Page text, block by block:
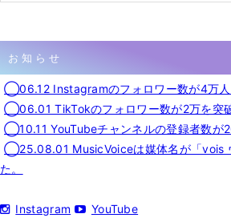
お知らせ
◯06.12 Instagramのフォロワー数が4万人
◯06.01 TikTokのフォロワー数が2万を突破
◯10.11 YouTubeチャンネルの登録者数が
◯25.08.01 MusicVoiceは媒体名が「vois
た。
Instagram YouTube